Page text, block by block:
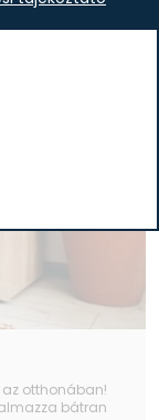
az otthonában!
bátran